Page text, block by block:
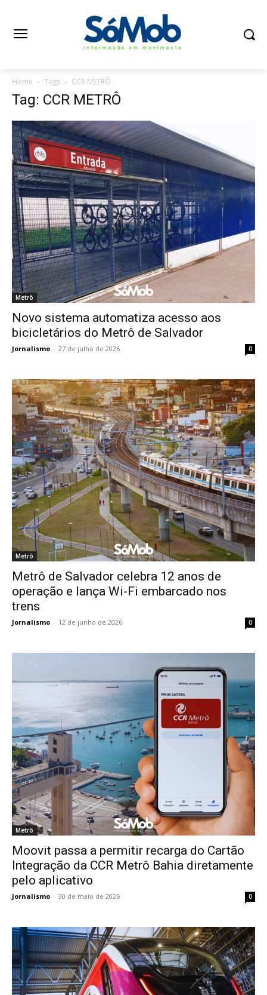
Home Tags CCR METRÔ
Tag: CCR METRÔ
Metrô
Novo sistema automatiza acesso aos
bicicletários do Metrô de Salvador
Jornalismo - 27 de julho de 2026 0
Metrô
Metrô de Salvador celebra 12 anos de
operação e lança Wi-Fi embarcado nos
trens
Jornalismo - 12 de junho de 2026 0
Metrô
Moovit passa a permitir recarga do Cartão
Integração da CCR Metrô Bahia diretamente
pelo aplicativo
Jornalismo - 30 de maio de 2026 0